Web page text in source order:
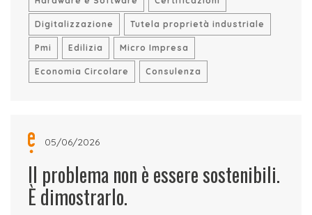
Digitalizzazione Tutela proprietà industriale
Pmi Edilizia Micro Impresa
Economia Circolare Consulenza
05/06/2026
Il problema non è essere sostenibili.
È dimostrarlo.